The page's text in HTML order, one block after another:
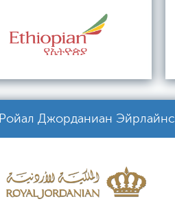
Ройал Джорданиан Эйрлайнс